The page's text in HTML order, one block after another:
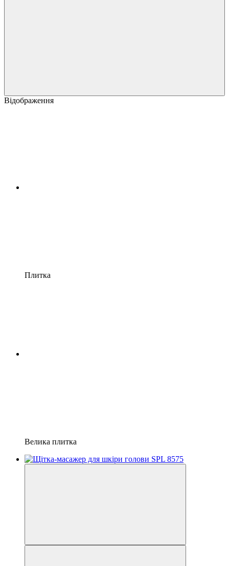
Відображення
Плитка
Велика плитка